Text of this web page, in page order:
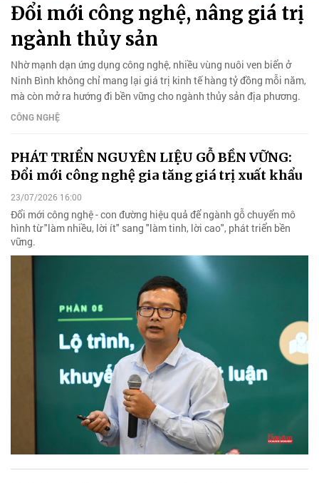
Đổi mới công nghệ, nâng giá trị
ngành thủy sản
Nhờ mạnh dạn ứng dụng công nghệ, nhiều vùng nuôi ven biển ở
Ninh Bình không chỉ mang lại giá trị kinh tế hàng tỷ đồng mỗi năm,
mà còn mở ra hướng đi bền vững cho ngành thủy sản địa phương.
CÔNG NGHỆ
PHÁT TRIỂN NGUYÊN LIỆU GỖ BỀN VỮNG:
Đổi mới công nghệ gia tăng giá trị xuất khẩu
23/07/2026 16:00
Đổi mới công nghệ - con đường hiệu quả để ngành gỗ chuyển mô
hình từ "làm nhiều, lời ít" sang "làm tinh, lời cao", phát triển bền
vững.